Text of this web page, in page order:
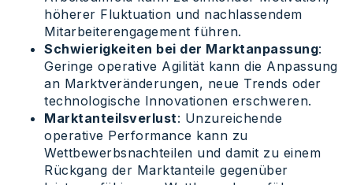
höherer Fluktuation und nachlassendem
Mitarbeiterengagement führen.
Schwierigkeiten bei der Marktanpassung:
Geringe operative Agilität kann die Anpassung
an Marktveränderungen, neue Trends oder
technologische Innovationen erschweren.
Marktanteilsverlust: Unzureichende
operative Performance kann zu
Wettbewerbsnachteilen und damit zu einem
Rückgang der Marktanteile gegenüber